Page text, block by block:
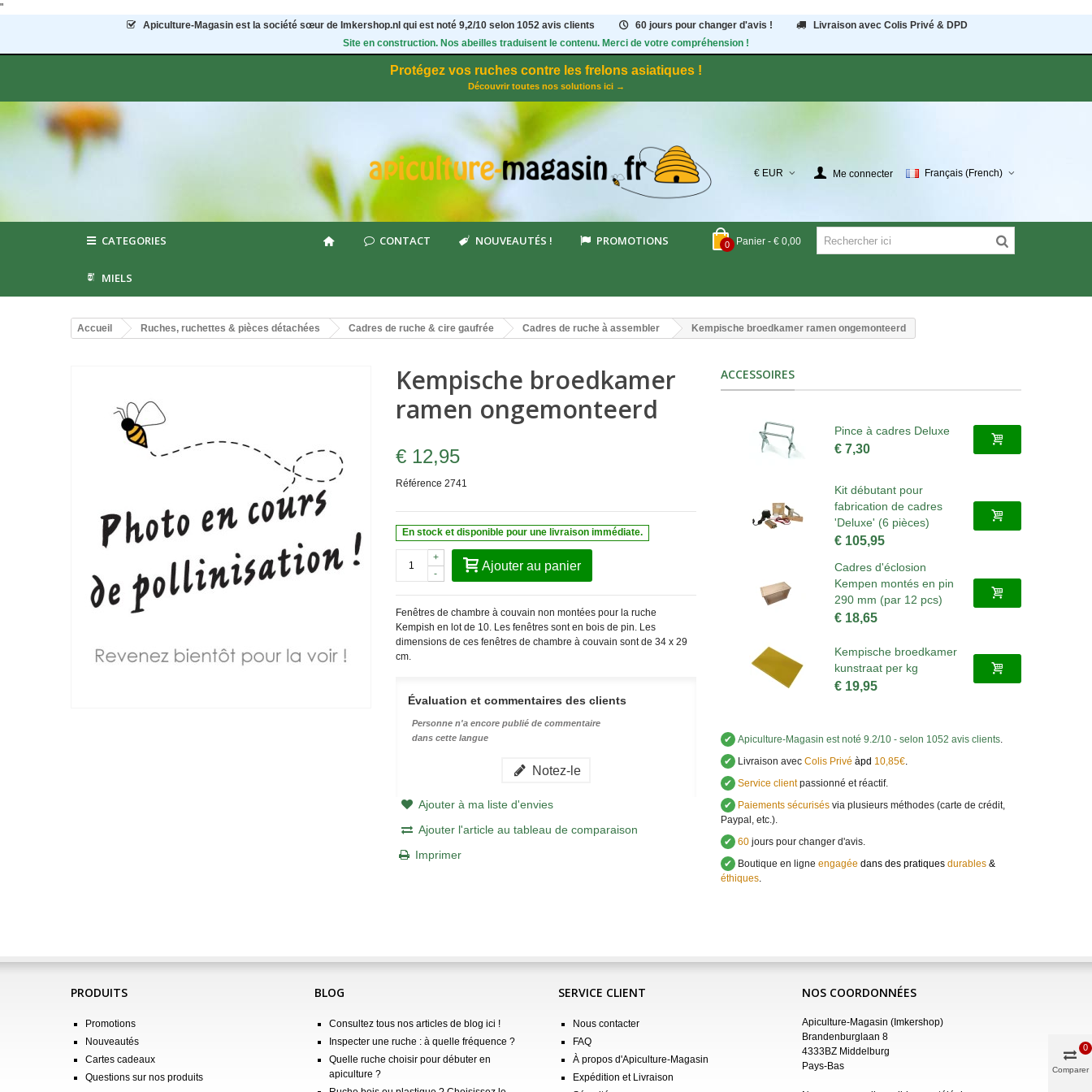
"
Apiculture-Magasin est la société sœur de Imkershop.nl qui est noté 9,2/10 selon 1052avis clients 60 jours pour changer d'avis !
Livraison avec Colis Privé & DPD
Site en construction. Nos abeilles traduisent le contenu. Merci de votre compréhension !
Protégez vos ruches contre les frelons asiatiques !
Découvrir toutes nos solutions ici →
€ EUR Me connecter Français (French)
0 Panier - € 0,00
CATEGORIES CONTACT NOUVEAUTÉS ! PROMOTIONS
MIELS
Accueil Ruches, ruchettes & pièces détachées Cadres de ruche & cire gaufrée Cadres de ruche à assembler Kempische broedkamer ramen ongemonteerd
Kempische broedkamer
ramen ongemonteerd
€ 12,95
Référence 2741
En stock et disponible pour une livraison immédiate.
-
+
Ajouter au panier
Fenêtres de chambre à couvain non montées pour la ruche
Kempish en lot de 10. Les fenêtres sont en bois de pin. Les
dimensions de ces fenêtres de chambre à couvain sont de 34 x 29
cm.
Évaluation et commentaires des clients
Personne n'a encore publié de commentaire
dans cette langue
Notez-le
Ajouter à ma liste d'envies
Ajouter l'article au tableau de comparaison
Imprimer
ACCESSOIRES
Pince à cadres Deluxe
€ 7,30
Kit débutant pour
fabrication de cadres
'Deluxe' (6 pièces)
€ 105,95
Cadres d'éclosion
Kempen montés en pin
290 mm (par 12 pcs)
€ 18,65
Kempische broedkamer
kunstraat per kg
€ 19,95
✔ Apiculture-Magasin est noté 9.2/10 - selon 1052 avis clients.
✔ Livraison avecColis Privé àpd 10,85€.
✔ Service clientpassionné et réactif.
✔ Paiements sécurisésvia plusieurs méthodes (carte de crédit,
Paypal, etc.).
✔ 60jours pour changer d'avis.
✔ Boutique en ligne engagée dans des pratiques durables&
éthiques.
PRODUITS
Promotions
Nouveautés
Cartes cadeaux
Questions sur nos produits
BLOG
Consultez tous nos articles de blog ici !
Inspecter une ruche : à quelle fréquence ?
Quelle ruche choisir pour débuter en
apiculture ?
SERVICE CLIENT
Nous contacter
FAQ
À propos d'Apiculture-Magasin
Expédition et Livraison
NOS COORDONNÉES
Apiculture-Magasin (Imkershop)
Brandenburglaan 8
4333BZ Middelburg
Pays-Bas
Comparer
0